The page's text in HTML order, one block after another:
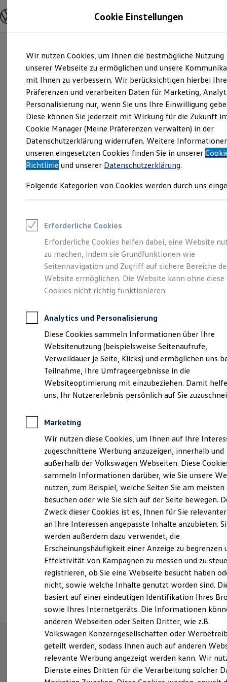
Hauptinhalt
springen
Footer
springen
Modelle und Konfigurator
Modelle vergleichen
Elektroautos
ENERGY Sondermodelle
Nutzfahrzeuge
SUV und CUV
Familienautos
Kombis
Kompaktwagen
Sportwagen
Schnell verfügbare Fahrzeuge
Angebote und Produkte
Aktuelle Angebote
E-Auto-Förderung
Volkswagen Marktplatz
Junge Gebrauchtwagen und Gebrauchtwagen
Saisonangebote
Leasing
Leasing-Angebote
Gebrauchtwagen Leasing
Junge Gebrauchtwagen-Leasing
Elektroauto Leasing
Kleinwagen-Leasing
Leasing ohne Anzahlung
Autokredit mit Schlussrate
Versicherungen und Garantien
Kfz-Versicherung
Restschuldversicherungen
Garantien
Wartungsverträge
Geschäftskunden
Professional Class bei Volkswagen
Großkunden
Behörden
Anpfiff zum Gewinn
Elektroautos
ID. Tutorials
Elektrofahrzeugkonzepte
Reichweite
Reichweite der ID. Modelle
Reichweite im Winter
Laden
Laden unterwegs
Laden Zuhause
Ladezeitensimulator
Batterie
Sicherheit
Garantie und Lebensdauer
Nachhaltigkeit
Technologie
Kosten und Kauf
Verbrauchskosten
Kaufoptionen
E-Auto-Förderung
Software und Konnektivität
Die ID. Software 6
ID. Software Versionen und Updates
Digitale Extras
Schnittstellen zu Ihrem ID.
Abenteuer Leben. Der
Tiguan.
Probefahrt vereinbaren
Fahrzeugangebot anfordern
Serviceanfrage stellen
Cookie Einstellungen
Wir nutzen Cookies, um Ihnen die bestmögliche Nutzung
unserer Webseite zu ermöglichen und unsere
mit Ihnen zu verbessern. Wir berücksichtigen hierbei Ihre
Präferenzen und verarbeiten Daten für Marketing,
Personalisierung nur, wenn Sie uns Ihre Einwilligung
Diese können Sie jederzeit mit Wirkung für die Zukunft
Cookie Manager (Meine Präferenzen verwalten) in der
Datenschutzerklärung widerrufen. Weitere
unseren eingesetzten Cookies finden Sie in unserer
Richtlinie und unserer Datenschutzerklärung.
Folgende Kategorien von Cookies werden durch uns
Erforderliche Cookies
Erforderliche Cookies helfen dabei, eine Website
zu machen, indem sie Grundfunktionen wie
Seitennavigation und Zugriff auf sichere Bereiche
Website ermöglichen. Die Website kann ohne diese
Cookies nicht richtig funktionieren.
Analytics und Personalisierung
Diese Cookies sammeln Informationen über Ihre
Websitenutzung (beispielsweise Seitenaufrufe,
Verweildauer je Seite, Klicks) und ermöglichen uns
Teilnahme, Ihre Umfrageergebnisse in die
Websiteoptimierung mit einzubeziehen. Damit
uns, Ihr Nutzererlebnis persönlich auf Sie
Marketing
Wir nutzen diese Cookies, um Ihnen auf Ihre
zugeschnittene Werbung anzuzeigen, innerhalb und
außerhalb der Volkswagen Webseiten. Diese
sammeln Informationen darüber, wie Sie unsere
nutzen, zum Beispiel, welche Seiten Sie am meisten
besuchen oder wie Sie sich auf der Seite bewegen.
Zweck dieser Cookies ist es, Ihnen für Sie
an Ihre Interessen angepasste Inhalte anzubieten.
werden außerdem dazu verwendet, die
Erscheinungshäufigkeit einer Anzeige zu begrenzen
Effektivität von Kampagnen zu messen und zu
registrieren, ob Sie eine Webseite besucht haben
nicht, sowie welche Inhalte genutzt worden sind.
basiert auf einer eindeutigen Identifikation Ihres
sowie Ihres Internetgeräts. Die Informationen
anderen Webseiten oder Seiten Dritter, wie z.B.
Volkswagen Konzerngesellschaften oder
geteilt werden, sodass Ihnen auch auf anderen
relevante Werbung angezeigt werden kann. Wir
Dienste eines Dritten für die Verarbeitung solcher